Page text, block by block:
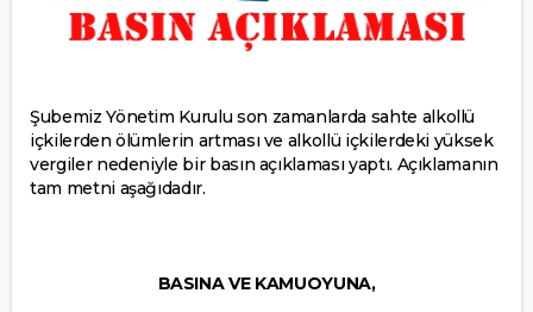
Şubemiz Yönetim Kurulu son zamanlarda sahte alkollü
içkilerden ölümlerin artması ve alkollü içkilerdeki yüksek
vergiler nedeniyle bir basın açıklaması yaptı. Açıklamanın
tam metni aşağıdadır.
BASINA VE KAMUOYUNA,